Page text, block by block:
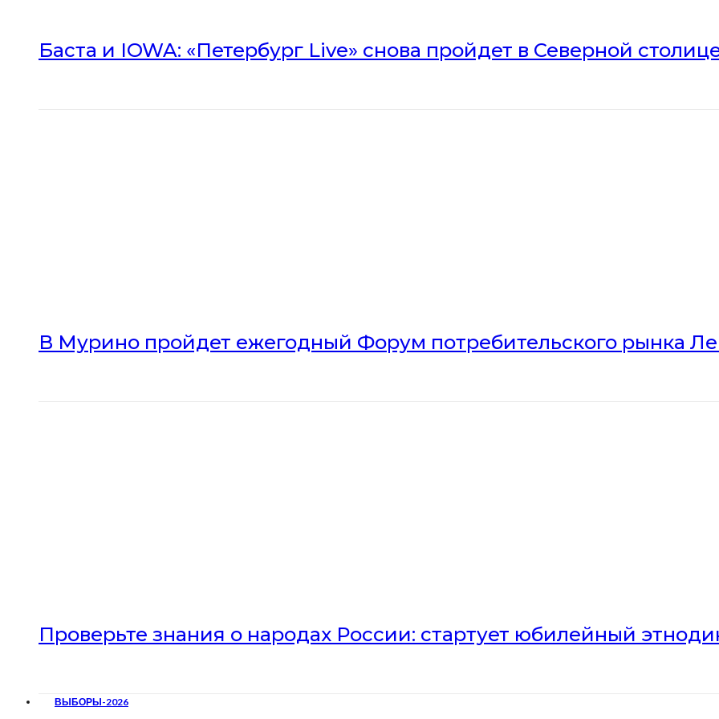
Баста и IOWA: «Петербург Live» снова пройдет в Северной
В Мурино пройдет ежегодный Форум потребительского рынка
Проверьте знания о народах России: стартует юбилейный
ВЫБОРЫ-2026